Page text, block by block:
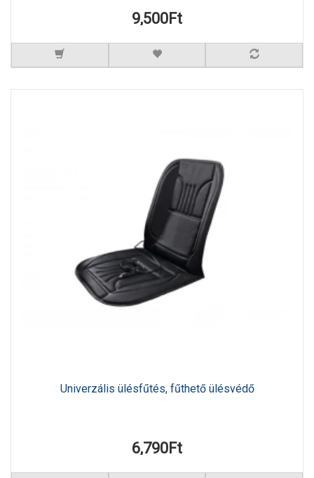
9,500Ft
Univerzális ülésfűtés, fűthető ülésvédő
6,790Ft